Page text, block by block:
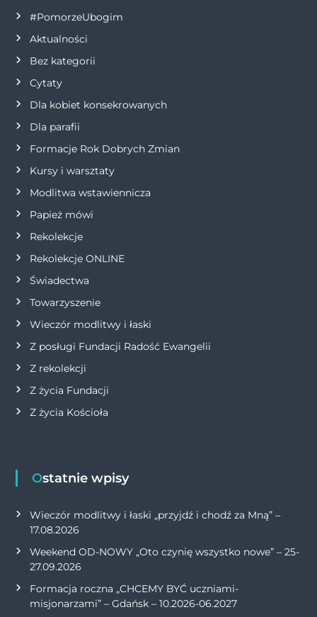
a
c
j
a
w
p
i
s
u
#PomorzeUbogim
Aktualności
Bez kategorii
Cytaty
Dla kobiet konsekrowanych
Dla parafii
Formacje Rok Dobrych Zmian
Kursy i warsztaty
Modlitwa wstawiennicza
Papież mówi
Rekolekcje
Rekolekcje ONLINE
Świadectwa
Towarzyszenie
Wieczór modlitwy i łaski
Z posługi Fundacji Radość Ewangelii
Z rekolekcji
Z życia Fundacji
Z życia Kościoła
Ostatnie wpisy
Wieczór modlitwy i łaski „przyjdź i chodź za Mną” –
17.08.2026
Weekend OD-NOWY „Oto czynię wszystko nowe” – 25-
27.09.2026
Formacja roczna „CHCEMY BYĆ uczniami-
misjonarzami” – Gdańsk – 10.2026-06.2027